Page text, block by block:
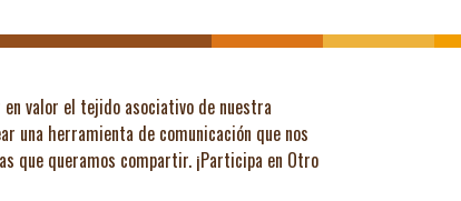
valor el tejido asociativo de nuestra
una herramienta de comunicación que nos
que queramos compartir. ¡Participa en Otro